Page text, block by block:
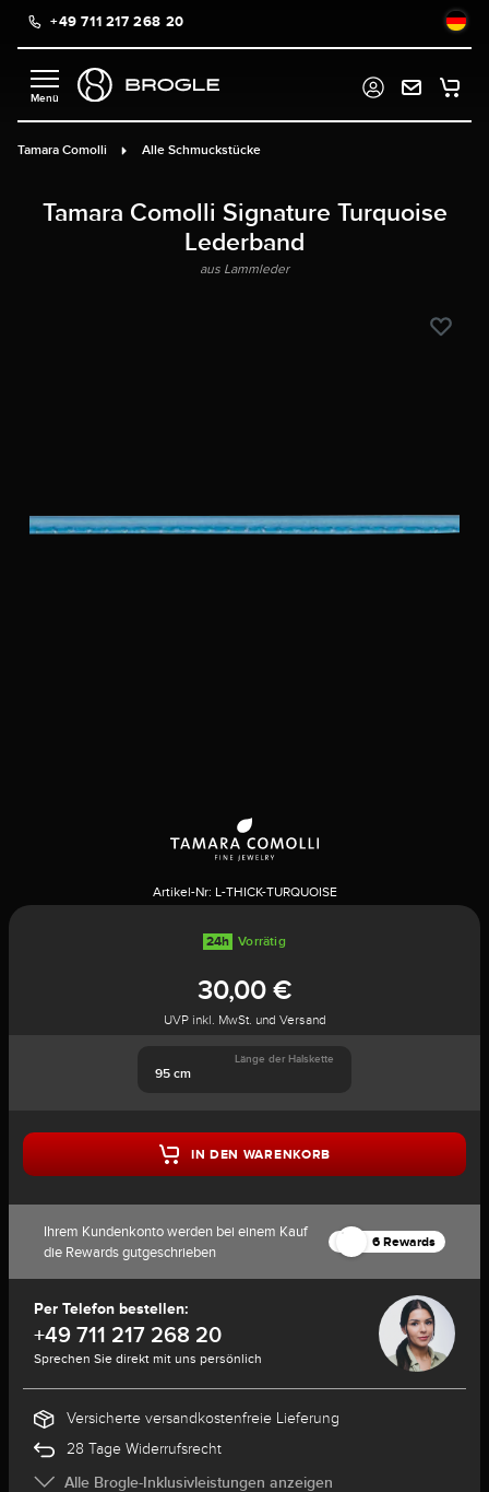
springen
+49 711 217 268 20
Tamara Comolli Alle Schmuckstücke
Tamara Comolli Signature Turquoise
Lederband
aus Lammleder
Artikel-Nr: L-THICK-TURQUOISE
24h Vorrätig
30,00 €
UVP inkl. MwSt. und Versand
95 cm
Länge der Halskette
IN DEN WARENKORB
Ihrem Kundenkonto werden bei einem Kauf
die Rewards gutgeschrieben
6 Rewards
Per Telefon bestellen:
+49 711 217 268 20
Sprechen Sie direkt mit uns persönlich
Versicherte versandkostenfreie Lieferung
28 Tage Widerrufsrecht
Alle Brogle-Inklusivleistungen anzeigen